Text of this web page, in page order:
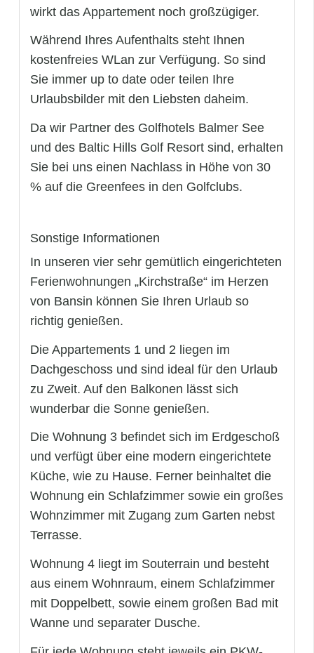
wirkt das Appartement noch großzügiger.
Während Ihres Aufenthalts steht Ihnen
kostenfreies WLan zur Verfügung. So sind
Sie immer up to date oder teilen Ihre
Urlaubsbilder mit den Liebsten daheim.
Da wir Partner des Golfhotels Balmer See
und des Baltic Hills Golf Resort sind, erhalten
Sie bei uns einen Nachlass in Höhe von 30
% auf die Greenfees in den Golfclubs.
Sonstige Informationen
In unseren vier sehr gemütlich eingerichteten
Ferienwohnungen „Kirchstraße“ im Herzen
von Bansin können Sie Ihren Urlaub so
richtig genießen.
Die Appartements 1 und 2 liegen im
Dachgeschoss und sind ideal für den Urlaub
zu Zweit. Auf den Balkonen lässt sich
wunderbar die Sonne genießen.
Die Wohnung 3 befindet sich im Erdgeschoß
und verfügt über eine modern eingerichtete
Küche, wie zu Hause. Ferner beinhaltet die
Wohnung ein Schlafzimmer sowie ein großes
Wohnzimmer mit Zugang zum Garten nebst
Terrasse.
Wohnung 4 liegt im Souterrain und besteht
aus einem Wohnraum, einem Schlafzimmer
mit Doppelbett, sowie einem großen Bad mit
Wanne und separater Dusche.